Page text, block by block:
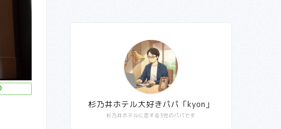
杉乃井ホテルに恋する3児のパパです
杉乃井ホテル大好きパパ「kyon」